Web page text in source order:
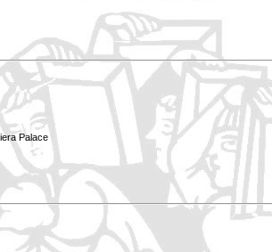
Palace